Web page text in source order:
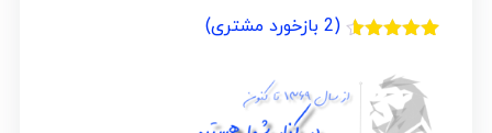
در
امتیازدهی
مشتری
(
2 بازخورد مشتری)